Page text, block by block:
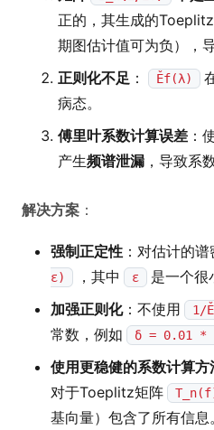
正的，其生成的
期图估计值可为负），
正则化不足 ： Ěf(λ)
病态。
傅里叶系数计算误差 ：
产生频谱泄漏 ，导致系
解决方案 ：
强制正定性 ：对估计的
ε) ，其中 ε
是一个很
加强正则化：不使用 1/
常数，例如 δ = 0.01 *
使用更稳健的系数计算方
对于Toeplitz矩阵
基向量）包含了所有信